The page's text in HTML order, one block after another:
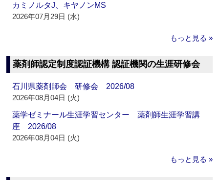
カミノルタJ、キヤノンMS
2026年07月29日 (水)
もっと見る »
薬剤師認定制度認証機構 認証機関の生涯研修会
石川県薬剤師会 研修会 2026/08
2026年08月04日 (火)
薬学ゼミナール生涯学習センター 薬剤師生涯学習講
座 2026/08
2026年08月04日 (火)
もっと見る »